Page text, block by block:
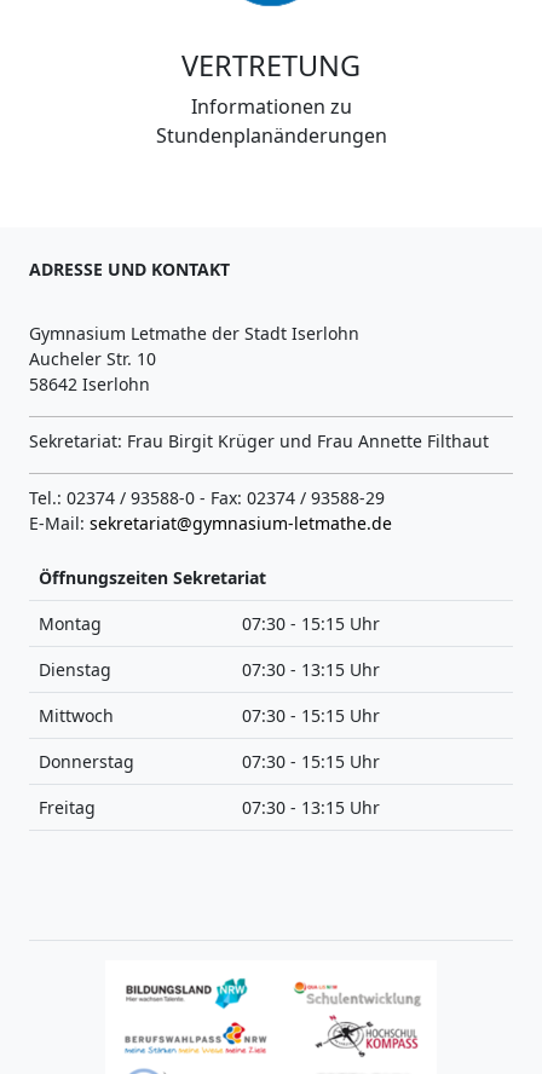
VERTRETUNG
Informationen zu
Stundenplanänderungen
ADRESSE UND KONTAKT
Gymnasium Letmathe der Stadt Iserlohn
Aucheler Str. 10
58642 Iserlohn
Sekretariat: Frau Birgit Krüger und Frau Annette Filthaut
Tel.: 02374 / 93588-0 - Fax: 02374 / 93588-29
E-Mail: sekretariat@gymnasium-letmathe.de
Öffnungszeiten Sekretariat
Montag
07:30 - 15:15 Uhr
Dienstag
07:30 - 13:15 Uhr
Mittwoch
07:30 - 15:15 Uhr
Donnerstag
07:30 - 15:15 Uhr
Freitag
07:30 - 13:15 Uhr